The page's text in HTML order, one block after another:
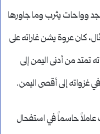
وواحات يثرب وما جاورها
كان عروة يشن غاراته على
تمتد من أدنى اليمن إلى
غزواته إلى أقصى اليمن.
عاملاً حاسماً في استفحال